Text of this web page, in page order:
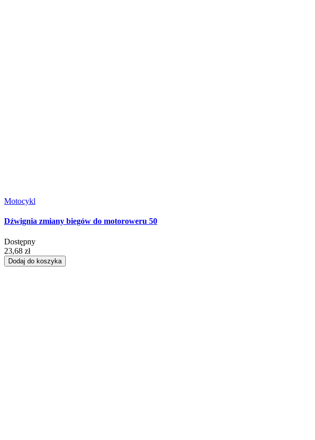
Motocykl
Dźwignia zmiany biegów do motoroweru 50
Dostępny
23,68 zł
Dodaj do koszyka